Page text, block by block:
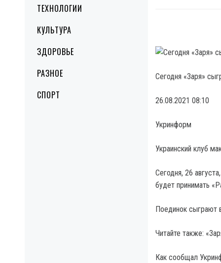
ТЕХНОЛОГИИ
КУЛЬТУРА
ЗДОРОВЬЕ
РАЗНОЕ
СПОРТ
Сегодня «Заря»
26.08.2021 08:10
Укринформ
Украинский клуб
Сегодня, 26
будет принимать
Поединок сыграют
Читайте также:
Как сообщал